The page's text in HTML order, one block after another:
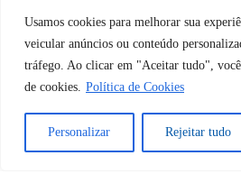
Usamos cookies para melhorar sua
veicular anúncios ou conteúdo
tráfego. Ao clicar em "Aceitar tudo", você
de cookies. Política de Cookies
Personalizar Rejeitar tudo
Desbloquear
Sim